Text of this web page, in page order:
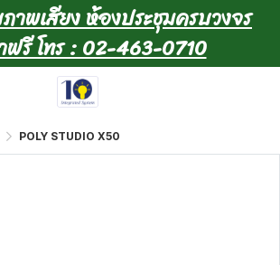
าพเสียง ห้องประชุมครบวงจร
รี โทร : 02-463-0710
POLY STUDIO X50